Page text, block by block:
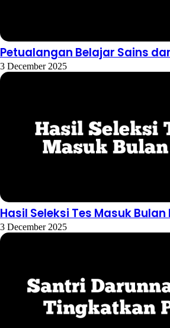
Petualangan Belajar Sains
3 December 2025
Hasil Seleksi Tes Masuk
3 December 2025